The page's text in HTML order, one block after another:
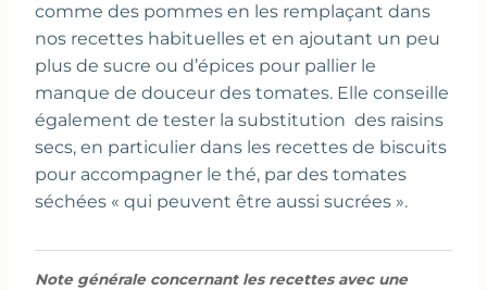
comme des pommes en les remplaçant dans
nos recettes habituelles et en ajoutant un peu
plus de sucre ou d’épices pour pallier le
manque de douceur des tomates. Elle conseille
également de tester la substitution des raisins
secs, en particulier dans les recettes de biscuits
pour accompagner le thé, par des tomates
séchées « qui peuvent être aussi sucrées ».
Note générale concernant les recettes avec une